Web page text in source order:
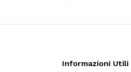
Informazioni Utili